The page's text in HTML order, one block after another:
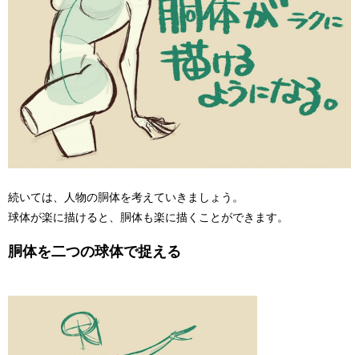
続いては、人物の胴体を考えていきましょう。
球体が楽に描けると、胴体も楽に描くことができます。
胴体を二つの球体で捉える